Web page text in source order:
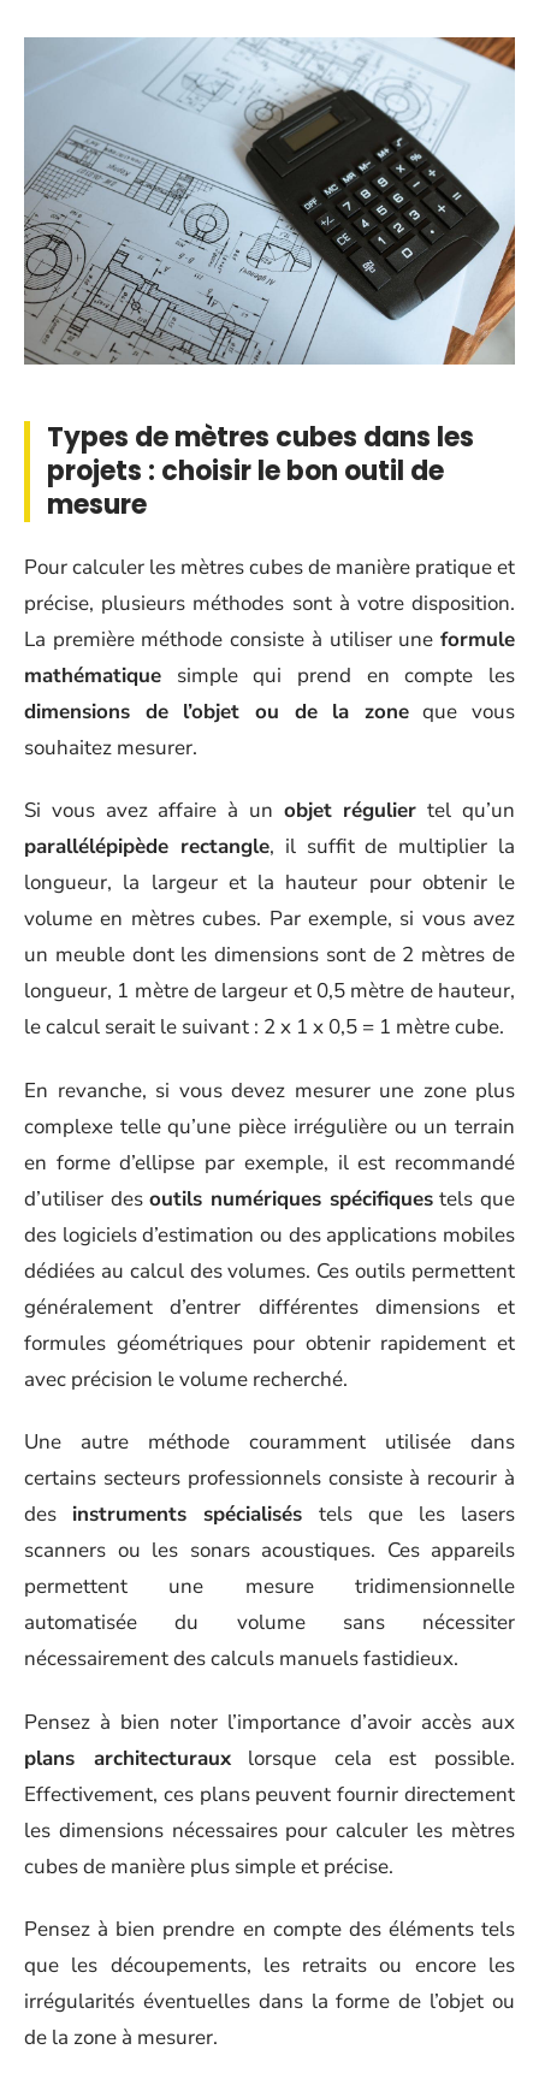
Types de mètres cubes dans les
projets : choisir le bon outil de
mesure
Pour calculer les mètres cubes de manière pratique et
précise, plusieurs méthodes sont à votre disposition.
La première méthode consiste à utiliser une formule
mathématique simple qui prend en compte les
dimensions de l’objet ou de la zoneque vous
souhaitez mesurer.
Si vous avez affaire à un objet régulier tel qu’un
parallélépipède rectangle, il suffit de multiplier la
longueur, la largeur et la hauteur pour obtenir le
volume en mètres cubes. Par exemple, si vous avez
un meuble dont les dimensions sont de 2 mètres de
longueur, 1 mètre de largeur et 0,5 mètre de hauteur,
le calcul serait le suivant : 2 x 1 x 0,5 = 1 mètre cube.
En revanche, si vous devez mesurer une zone plus
complexe telle qu’une pièce irrégulière ou un terrain
en forme d’ellipse par exemple, il est recommandé
d’utiliser desoutils numériques spécifiquestels que
des logiciels d’estimation ou des applications mobiles
dédiées au calcul des volumes. Ces outils permettent
généralement d’entrer différentes dimensions et
formules géométriques pour obtenir rapidement et
avec précision le volume recherché.
Une autre méthode couramment utilisée dans
certains secteurs professionnels consiste à recourir à
des instruments spécialisés tels que les lasers
scanners ou les sonars acoustiques. Ces appareils
permettent une mesure tridimensionnelle
automatisée du volume sans nécessiter
nécessairement des calculs manuels fastidieux.
Pensez à bien noter l’importance d’avoir accès aux
plans architecturauxlorsque cela est possible.
Effectivement, ces plans peuvent fournir directement
les dimensions nécessaires pour calculer les mètres
cubes de manière plus simple et précise.
Pensez à bien prendre en compte des éléments tels
que les découpements, les retraits ou encore les
irrégularités éventuelles dans la forme de l’objet ou
de la zone à mesurer.